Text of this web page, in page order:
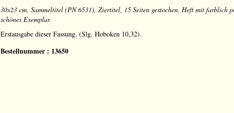
30x23 cm, Sammeltitel (PN 6531), Ziertitel, 15 Seiten gestochen, Heft mit farblich
schönes Exemplar.
Erstausgabe dieser Fassung. (Slg. Hoboken 10,32).
Bestellnummer : 13650